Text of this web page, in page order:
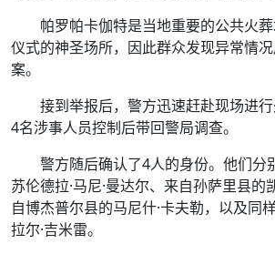
帕罗帕卡伽特是当地重要的公共火
仪式的神圣场所，因此群众发现异常情
案。
接到举报后，警方迅速赶赴现场进
4名涉事人员控制后带回警局调查。
警方随后确认了4人的身份。他们分
苏伦德拉·马尼·曼达尔、来自孙萨里县的
自博杰普尔县的马尼什·卡夫勒，以及同
拉尔·吉米雷。